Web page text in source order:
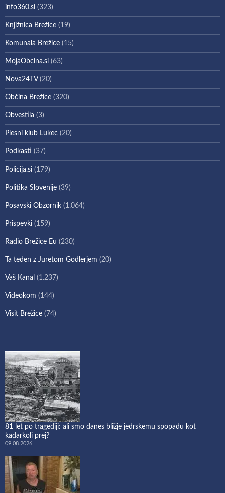
info360.si (323)
Knjižnica Brežice (19)
Komunala Brežice (15)
MojaObcina.si (63)
Nova24TV(20)
Občina Brežice (320)
Obvestila (3)
Plesni klub Lukec (20)
Podkasti (37)
Policija.si (179)
Politika Slovenije (39)
Posavski Obzornik (1.064)
Prispevki (159)
Radio Brežice Eu (230)
Ta teden z Juretom Godlerjem (20)
Vaš Kanal (1.237)
Videokom (144)
Visit Brežice (74)
81 let po tragediji: ali smo danes bližje jedrskemu spopadu kot
kadarkoli prej?
09.08.2026